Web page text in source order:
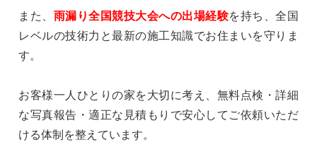
また、 雨漏り全国競技大会への出場経験を持ち、全国
レベルの技術力と最新の施工知識でお住まいを守りま
す。
お客様一人ひとりの家を大切に考え、無料点検・詳細
な写真報告・適正な見積もりで安心してご依頼いただ
ける体制を整えています。